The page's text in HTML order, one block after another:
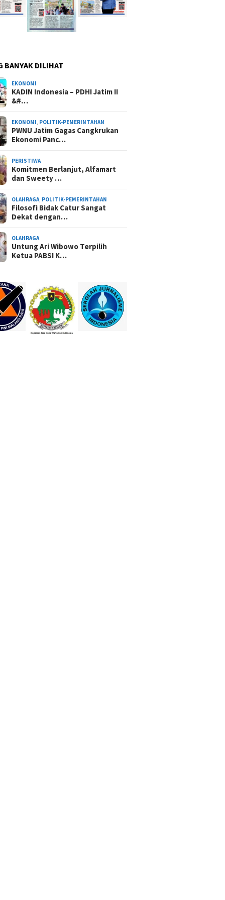
BANYAK DILIHAT
EKONOMI
KADIN Indonesia – PDHI Jatim II
&#…
EKONOMI, POLITIK-PEMERINTAHAN
PWNU Jatim Gagas Cangkrukan
Ekonomi Panc…
PERISTIWA
Komitmen Berlanjut, Alfamart
dan Sweety …
OLAHRAGA, POLITIK-PEMERINTAHAN
Filosofi Bidak Catur Sangat
Dekat dengan…
OLAHRAGA
Untung Ari Wibowo Terpilih
Ketua PABSI K…